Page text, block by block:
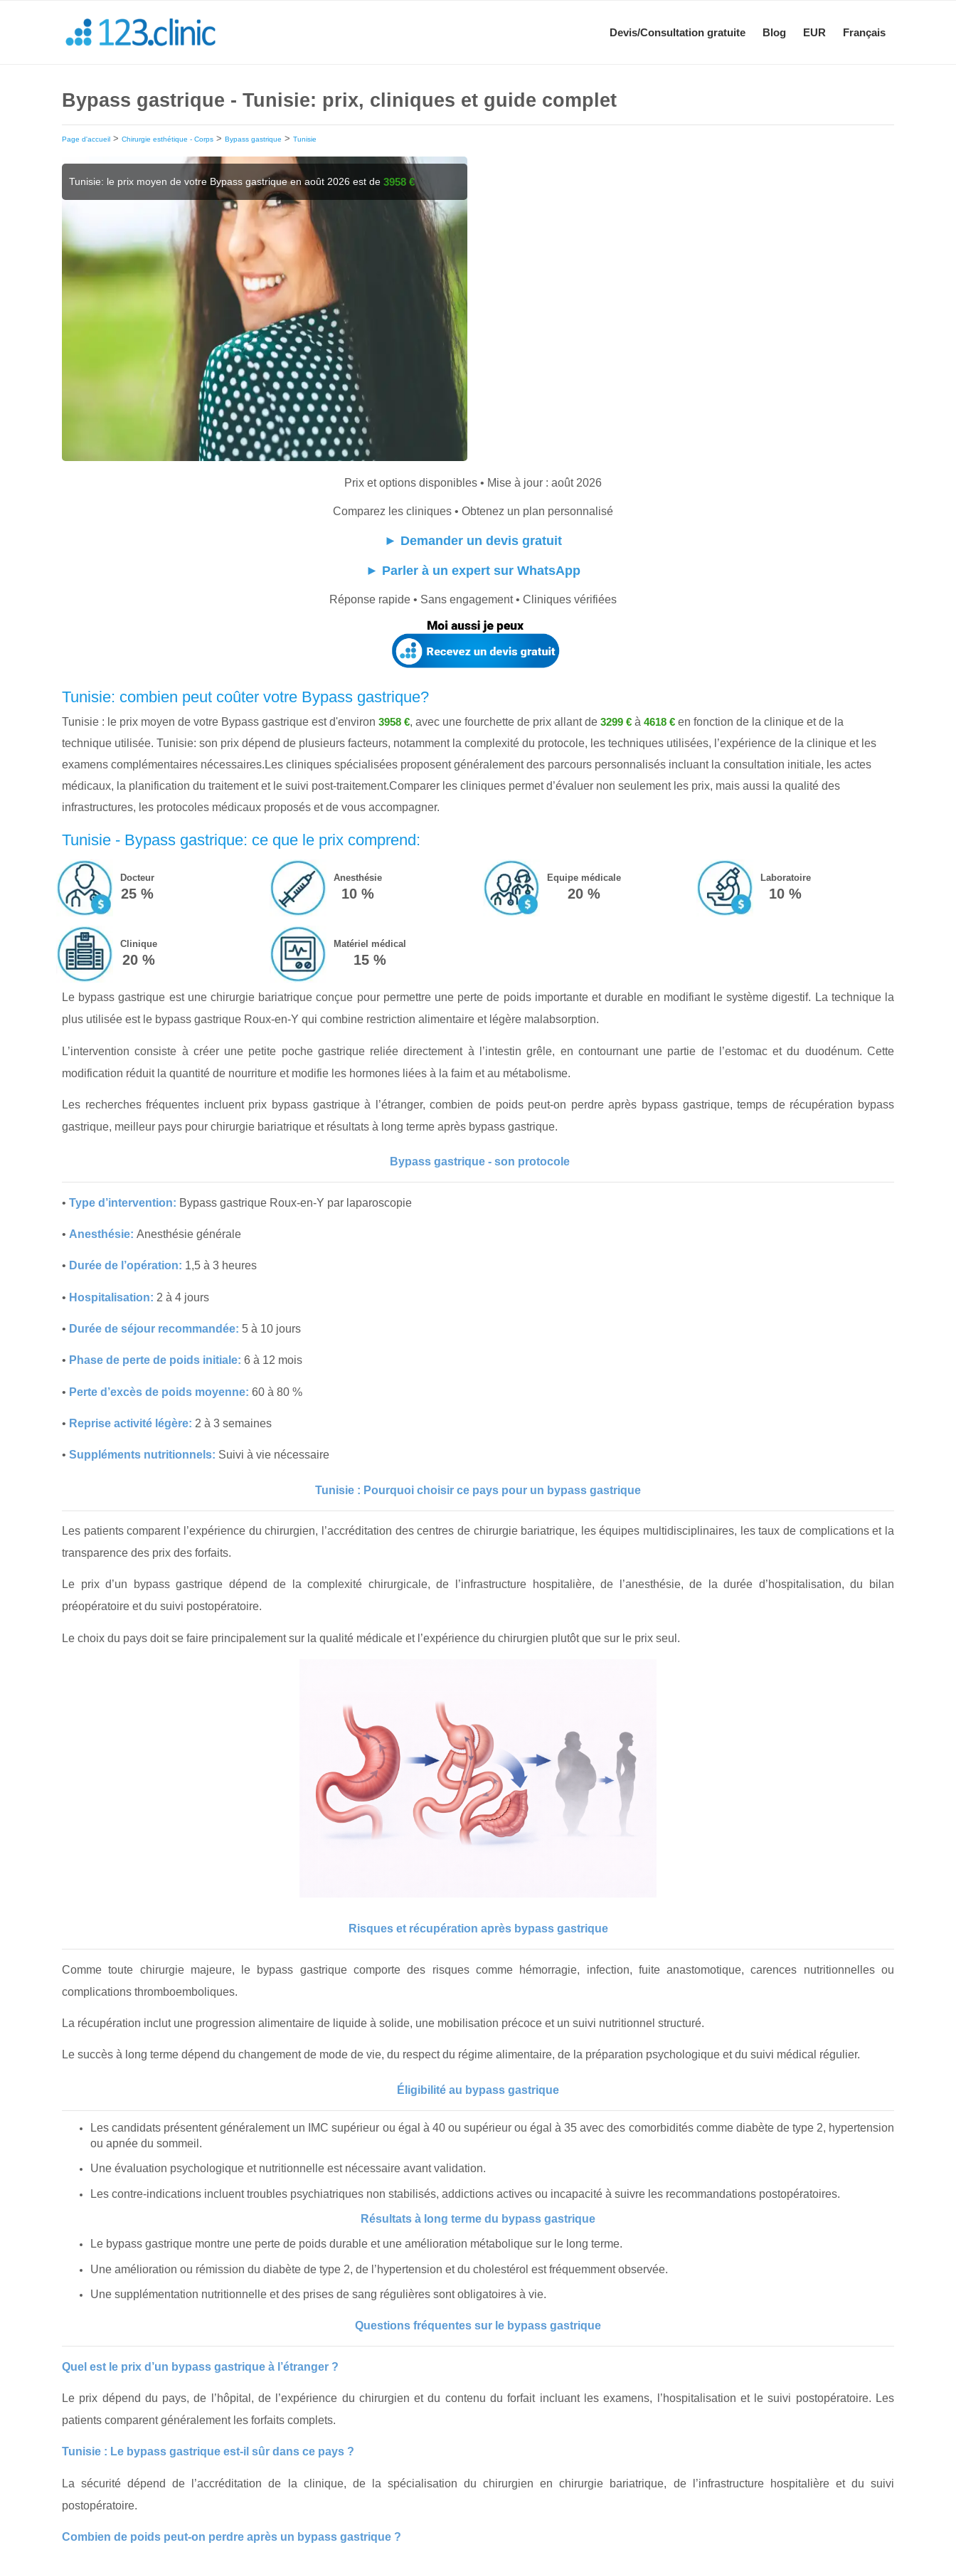
Devis/Consultation gratuite Blog EUR Français
Bypass gastrique - Tunisie: prix, cliniques et guide complet
Page d'accueil > Chirurgie esthétique - Corps > Bypass gastrique > Tunisie
Tunisie: le prix moyen de votre Bypass gastrique en août 2026 est de 3958 €
Prix et options disponibles • Mise à jour : août 2026
Comparez les cliniques • Obtenez un plan personnalisé
► Demander un devis gratuit
► Parler à un expert sur WhatsApp
Réponse rapide • Sans engagement • Cliniques vérifiées
Tunisie: combien peut coûter votre Bypass gastrique?
Tunisie : le prix moyen de votre Bypass gastrique est d'environ 3958 €, avec une fourchette de prix allant de 3299 € à 4618 € en fonction de la clinique et de la
technique utilisée. Tunisie: son prix dépend de plusieurs facteurs, notamment la complexité du protocole, les techniques utilisées, l’expérience de la clinique et les
examens complémentaires nécessaires.Les cliniques spécialisées proposent généralement des parcours personnalisés incluant la consultation initiale, les actes
médicaux, la planification du traitement et le suivi post-traitement.Comparer les cliniques permet d’évaluer non seulement les prix, mais aussi la qualité des
infrastructures, les protocoles médicaux proposés et de vous accompagner.
Tunisie - Bypass gastrique: ce que le prix comprend:
Docteur
25 %
Anesthésie
10 %
Equipe médicale
20 %
Laboratoire
10 %
Clinique
20 %
Matériel médical
15 %
Le bypass gastrique est une chirurgie bariatrique conçue pour permettre une perte de poids importante et durable en modifiant le système digestif. La technique la
plus utilisée est le bypass gastrique Roux-en-Y qui combine restriction alimentaire et légère malabsorption.
L’intervention consiste à créer une petite poche gastrique reliée directement à l’intestin grêle, en contournant une partie de l’estomac et du duodénum. Cette
modification réduit la quantité de nourriture et modifie les hormones liées à la faim et au métabolisme.
Les recherches fréquentes incluent prix bypass gastrique à l’étranger, combien de poids peut-on perdre après bypass gastrique, temps de récupération bypass
gastrique, meilleur pays pour chirurgie bariatrique et résultats à long terme après bypass gastrique.
Bypass gastrique - son protocole
• Type d’intervention: Bypass gastrique Roux-en-Y par laparoscopie
• Anesthésie: Anesthésie générale
• Durée de l’opération: 1,5 à 3 heures
• Hospitalisation: 2 à 4 jours
• Durée de séjour recommandée: 5 à 10 jours
• Phase de perte de poids initiale: 6 à 12 mois
• Perte d’excès de poids moyenne: 60 à 80 %
• Reprise activité légère: 2 à 3 semaines
• Suppléments nutritionnels: Suivi à vie nécessaire
Tunisie : Pourquoi choisir ce pays pour un bypass gastrique
Les patients comparent l’expérience du chirurgien, l’accréditation des centres de chirurgie bariatrique, les équipes multidisciplinaires, les taux de complications et la
transparence des prix des forfaits.
Le prix d’un bypass gastrique dépend de la complexité chirurgicale, de l’infrastructure hospitalière, de l’anesthésie, de la durée d’hospitalisation, du bilan
préopératoire et du suivi postopératoire.
Le choix du pays doit se faire principalement sur la qualité médicale et l’expérience du chirurgien plutôt que sur le prix seul.
Risques et récupération après bypass gastrique
Comme toute chirurgie majeure, le bypass gastrique comporte des risques comme hémorragie, infection, fuite anastomotique, carences nutritionnelles ou
complications thromboemboliques.
La récupération inclut une progression alimentaire de liquide à solide, une mobilisation précoce et un suivi nutritionnel structuré.
Le succès à long terme dépend du changement de mode de vie, du respect du régime alimentaire, de la préparation psychologique et du suivi médical régulier.
Éligibilité au bypass gastrique
Les candidats présentent généralement un IMC supérieur ou égal à 40 ou supérieur ou égal à 35 avec des comorbidités comme diabète de type 2, hypertension
ou apnée du sommeil.
Une évaluation psychologique et nutritionnelle est nécessaire avant validation.
Les contre-indications incluent troubles psychiatriques non stabilisés, addictions actives ou incapacité à suivre les recommandations postopératoires.
Résultats à long terme du bypass gastrique
Le bypass gastrique montre une perte de poids durable et une amélioration métabolique sur le long terme.
Une amélioration ou rémission du diabète de type 2, de l’hypertension et du cholestérol est fréquemment observée.
Une supplémentation nutritionnelle et des prises de sang régulières sont obligatoires à vie.
Questions fréquentes sur le bypass gastrique
Quel est le prix d’un bypass gastrique à l’étranger ?
Le prix dépend du pays, de l’hôpital, de l’expérience du chirurgien et du contenu du forfait incluant les examens, l’hospitalisation et le suivi postopératoire. Les
patients comparent généralement les forfaits complets.
Tunisie : Le bypass gastrique est-il sûr dans ce pays ?
La sécurité dépend de l’accréditation de la clinique, de la spécialisation du chirurgien en chirurgie bariatrique, de l’infrastructure hospitalière et du suivi
postopératoire.
Combien de poids peut-on perdre après un bypass gastrique ?